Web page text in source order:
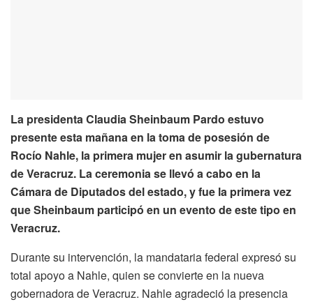
La presidenta Claudia Sheinbaum Pardo estuvo
presente esta mañana en la toma de posesión de
Rocío Nahle, la primera mujer en asumir la gubernatura
de Veracruz. La ceremonia se llevó a cabo en la
Cámara de Diputados del estado, y fue la primera vez
que Sheinbaum participó en un evento de este tipo en
Veracruz.
Durante su intervención, la mandataria federal expresó su
total apoyo a Nahle, quien se convierte en la nueva
gobernadora de Veracruz. Nahle agradeció la presencia